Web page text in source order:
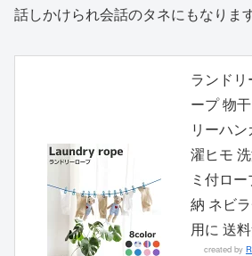
話しかけられ会話のタネにもなります
ランドリ
ープ 物
リーハ
濯ヒモ
ミ付ロ
納 ネビ
用に 送
created by